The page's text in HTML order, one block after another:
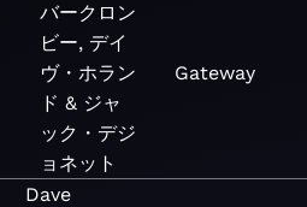
バークロン
ビー, デイ
ヴ・ホラン
ド & ジャ
ック・デジ
ョネット
Gateway
Dave